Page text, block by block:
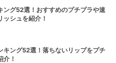
ング52選！おすすめのプチプラや速
シュを紹介！
キング52選！落ちないリップをプチ
介！